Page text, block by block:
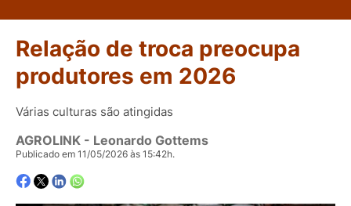
Relação de troca preocupa
produtores em 2026
Várias culturas são atingidas
AGROLINK - Leonardo Gottems
Publicado em 11/05/2026 às 15:42h.